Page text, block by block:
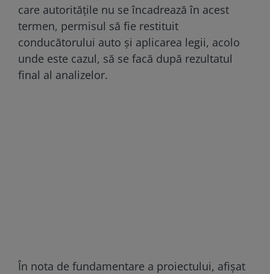
care autorităţile nu se încadrează în acest
termen, permisul să fie restituit
conducătorului auto şi aplicarea legii, acolo
unde este cazul, să se facă după rezultatul
final al analizelor.
În nota de fundamentare a proiectului, afişat